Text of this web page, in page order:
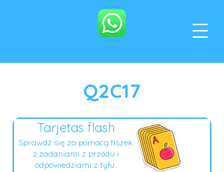
Q2C17
Tarjetas flash
Sprawdź się za pomocą fiszek
z zadaniami z przodu i
odpowiedziami z tyłu.